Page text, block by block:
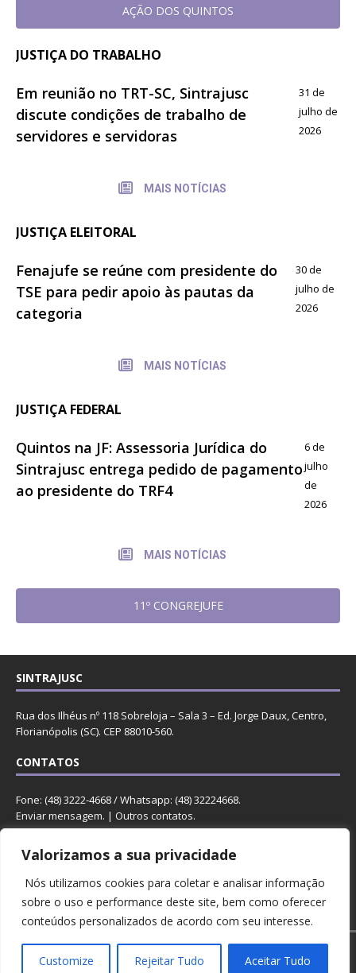
Valorizamos a sua privacidade
Nós utilizamos cookies para coletar e analisar informação
sobre o uso e performance deste site, bem como oferecer
conteúdos personalizados de acordo com seu interesse.
Customize Rejeitar Tudo Aceitar Tudo
AÇÃO DOS QUINTOS
JUSTIÇA DO TRABALHO
Em reunião no TRT-SC, Sintrajusc
discute condições de trabalho de
servidores e servidoras
31 de
julho de
2026
MAIS NOTÍCIAS
JUSTIÇA ELEITORAL
Fenajufe se reúne com presidente do
TSE para pedir apoio às pautas da
categoria
30 de
julho de
2026
MAIS NOTÍCIAS
JUSTIÇA FEDERAL
Quintos na JF: Assessoria Jurídica do
Sintrajusc entrega pedido de pagamento
ao presidente do TRF4
6 de
julho
de
2026
MAIS NOTÍCIAS
11º CONGREJUFE
SINTRAJUSC
Rua dos Ilhéus nº 118 Sobreloja – Sala 3 – Ed. Jorge Daux, Centro,
Florianópolis (SC). CEP 88010-560.
CONTATOS
Fone: (48) 3222-4668 / Whatsapp: (48) 32224668.
Enviar mensagem. | Outros contatos.
REDES
Copyright © 2023 Sintrajusc.